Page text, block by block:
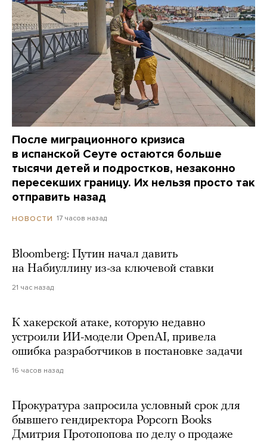
После миграционного кризиса
в испанской Сеуте остаются больше
тысячи детей и подростков, незаконно
пересекших границу. Их нельзя просто так
отправить назад
НОВОСТИ 17 часов назад
Bloomberg: Путин начал давить
на Набиуллину из-за ключевой ставки
21 час назад
К хакерской атаке, которую недавно
устроили ИИ-модели OpenAI, привела
ошибка разработчиков в постановке задачи
16 часов назад
Прокуратура запросила условный срок для
бывшего гендиректора Popcorn Books
Дмитрия Протопопова по делу о продаже